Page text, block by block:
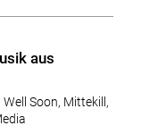
aus
Soon, Mittekill,